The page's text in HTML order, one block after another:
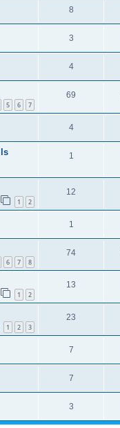
8
3
4
5 6 7
69
4
1
1 2
12
1
6 7 8
74
1 2
13
1 2 3
23
7
7
3